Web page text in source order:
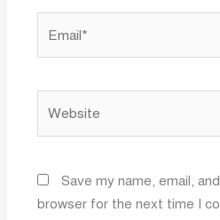
Save my name, email,
browser for the next time I